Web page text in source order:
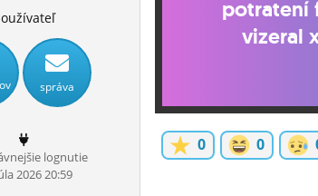
správa
lognutie
2026 20:59
potratení
vizeral
0 0